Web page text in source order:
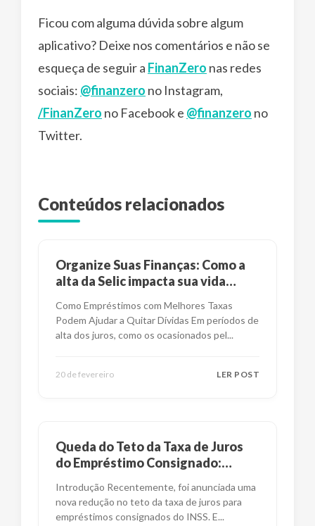
Ficou com alguma dúvida sobre algum
aplicativo? Deixe nos comentários e não se
esqueça de seguir a FinanZero nas redes
sociais: @finanzero no Instagram,
/FinanZero no Facebook e @finanzero no
Twitter.
Conteúdos relacionados
Organize Suas Finanças: Como a
alta da Selic impacta sua vida
Como Empréstimos com Melhores Taxas
Podem Ajudar a Quitar Dívidas Em períodos de
alta dos juros, como os ocasionados pel...
20 de fevereiro LER POST
Queda do Teto da Taxa de Juros
do Empréstimo Consignado:
Introdução Recentemente, foi anunciada uma
nova redução no teto da taxa de juros para
empréstimos consignados do INSS. E...